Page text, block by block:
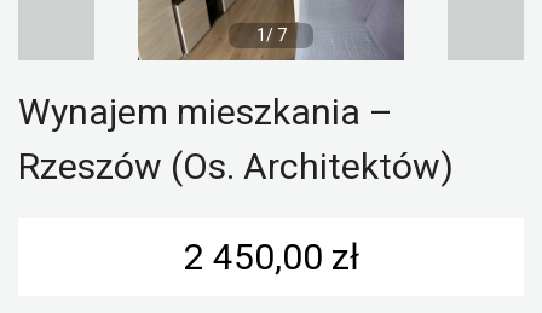
1/ 7
Wynajem mieszkania –
Rzeszów (Os. Architektów)
2 450,00 zł